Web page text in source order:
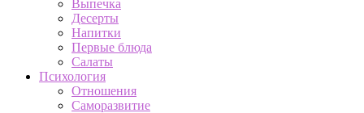
Выпечка
Десерты
Напитки
Первые блюда
Салаты
Психология
Отношения
Саморазвитие